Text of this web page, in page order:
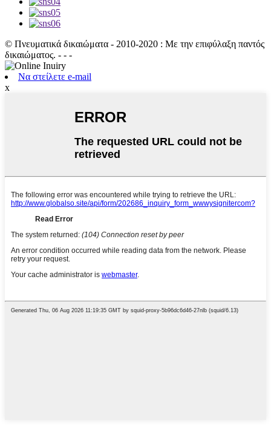
© Πνευματικά δικαιώματα - 2010-2020 : Με την επιφύλαξη παντός
δικαιώματος. - - -
Να στείλετε e-mail
x